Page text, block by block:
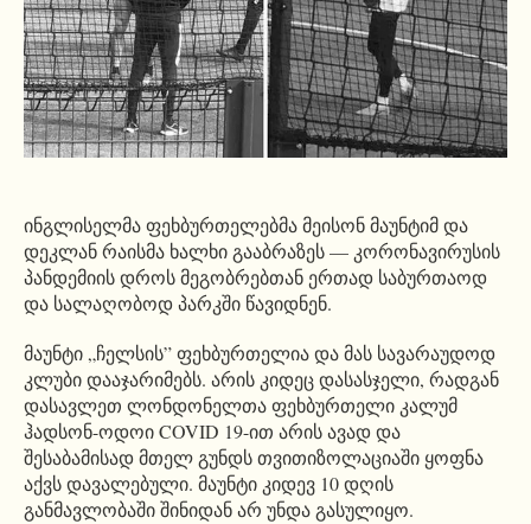
ინგლისელმა ფეხბურთელებმა მეისონ მაუნტიმ და
დეკლან რაისმა ხალხი გააბრაზეს — კორონავირუსის
პანდემიის დროს მეგობრებთან ერთად საბურთაოდ
და სალაღობოდ პარკში წავიდნენ.
მაუნტი „ჩელსის” ფეხბურთელია და მას სავარაუდოდ
კლუბი დააჯარიმებს. არის კიდეც დასასჯელი, რადგან
დასავლეთ ლონდონელთა ფეხბურთელი კალუმ
ჰადსონ-ოდოი COVID 19-ით არის ავად და
შესაბამისად მთელ გუნდს თვითიზოლაციაში ყოფნა
აქვს დავალებული. მაუნტი კიდევ 10 დღის
განმავლობაში შინიდან არ უნდა გასულიყო.